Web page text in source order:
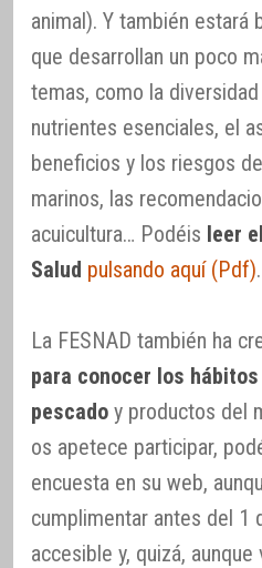
animal). Y también estará
que desarrollan un poco
temas, como la
nutrientes esenciales, el
beneficios y los riesgos
marinos, las
acuicultura… Podéis leer
Salud pulsando aquí (Pdf).
La FESNAD también ha
para conocer los
pescado y productos del
os apetece participar,
encuesta en su web,
cumplimentar antes del 1
accesible y, quizá,